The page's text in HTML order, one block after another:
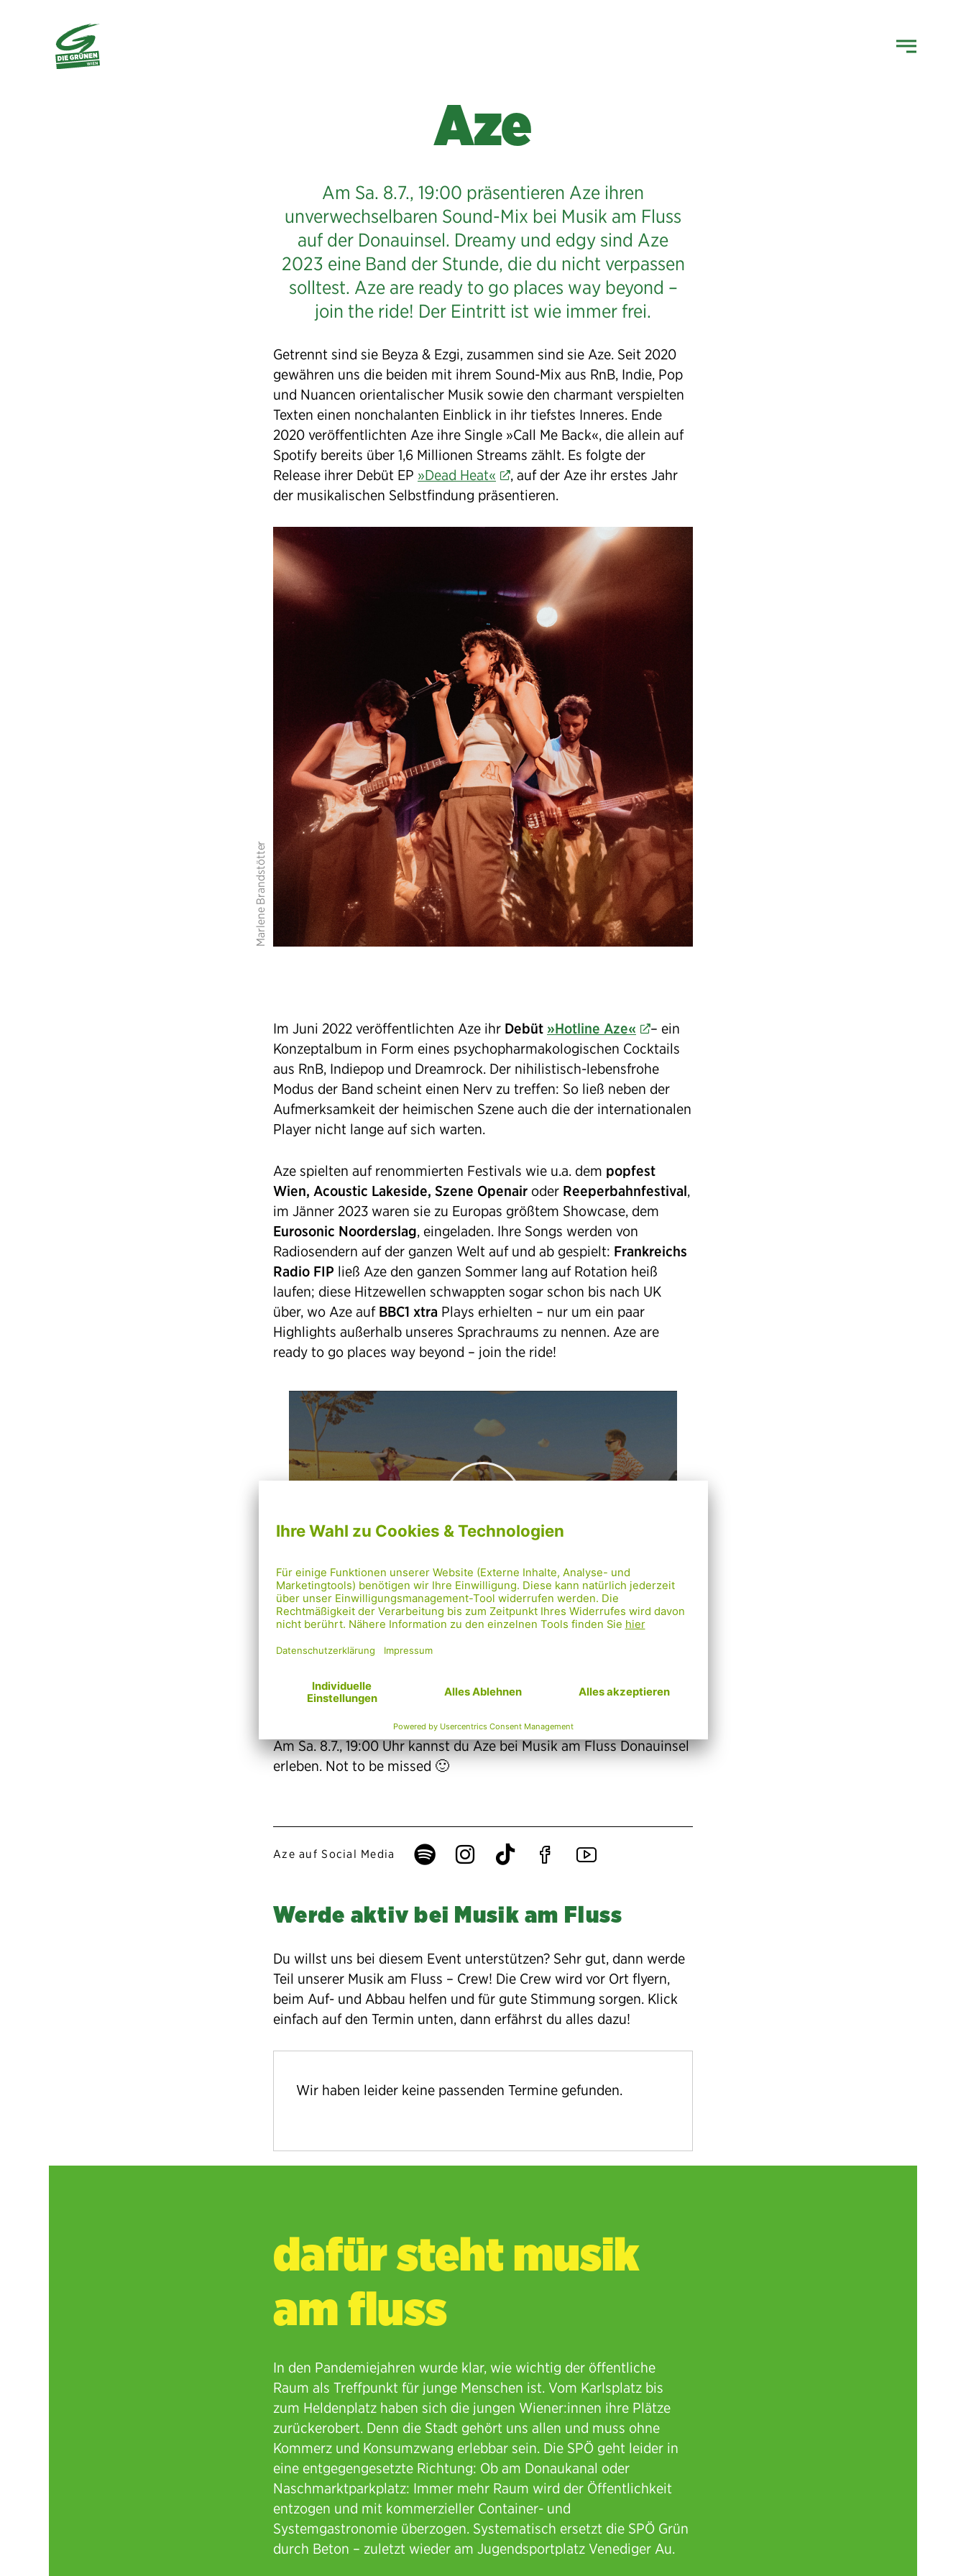
Aze
Am Sa. 8.7., 19:00 präsentieren Aze ihren
unverwechselbaren Sound-Mix bei Musik am Fluss
auf der Donauinsel. Dreamy und edgy sind Aze
2023 eine Band der Stunde, die du nicht verpassen
solltest. Aze are ready to go places way beyond –
join the ride! Der Eintritt ist wie immer frei.
Getrennt sind sie Beyza & Ezgi, zusammen sind sie Aze. Seit 2020
gewähren uns die beiden mit ihrem Sound-Mix aus RnB, Indie, Pop
und Nuancen orientalischer Musik sowie den charmant verspielten
Texten einen nonchalanten Einblick in ihr tiefstes Inneres. Ende
2020 veröffentlichten Aze ihre Single »Call Me Back«, die allein auf
Spotify bereits über 1,6 Millionen Streams zählt. Es folgte der
Release ihrer Debüt EP »Dead Heat«
, auf der Aze ihr erstes Jahr
der musikalischen Selbstfindung präsentieren.
Im Juni 2022 veröffentlichten Aze ihr Debüt »Hotline Aze«
– ein
Konzeptalbum in Form eines psychopharmakologischen Cocktails
aus RnB, Indiepop und Dreamrock. Der nihilistisch-lebensfrohe
Modus der Band scheint einen Nerv zu treffen: So ließ neben der
Aufmerksamkeit der heimischen Szene auch die der internationalen
Player nicht lange auf sich warten.
Aze spielten auf renommierten Festivals wie u.a. dem popfest
Wien, Acoustic Lakeside, Szene Openair oder Reeperbahnfestival,
im Jänner 2023 waren sie zu Europas größtem Showcase, dem
Eurosonic Noorderslag, eingeladen. Ihre Songs werden von
Radiosendern auf der ganzen Welt auf und ab gespielt: Frankreichs
Radio FIP ließ Aze den ganzen Sommer lang auf Rotation heiß
laufen; diese Hitzewellen schwappten sogar schon bis nach UK
über, wo Aze auf BBC1 xtra Plays erhielten – nur um ein paar
Highlights außerhalb unseres Sprachraums zu nennen. Aze are
ready to go places way beyond – join the ride!
Play
-04:09
Mute
Enter
Play
Aze – Sweet Talk/Sidewalk [Official Music Video]
haben Aze Anfang des Jahres ihren letzten Streich geliefert, der
seither nicht nur bei FM4 auf Powerplay läuft.
Am Sa. 8.7., 19:00 Uhr kannst du Aze bei Musik am Fluss Donauinsel
erleben. Not to be missed 🙂
Aze auf Social Media SpotifyInstagram
Tiktok Facebook
Youtube
Werde aktiv bei Musik am Fluss
Du willst uns bei diesem Event unterstützen? Sehr gut, dann werde
Teil unserer Musik am Fluss – Crew! Die Crew wird vor Ort flyern,
beim Auf- und Abbau helfen und für gute Stimmung sorgen. Klick
einfach auf den Termin unten, dann erfährst du alles dazu!
Wir haben leider keine passenden Termine gefunden.
dafür steht musik
am fluss
In den Pandemiejahren wurde klar, wie wichtig der öffentliche
Raum als Treffpunkt für junge Menschen ist. Vom Karlsplatz bis
zum Heldenplatz haben sich die jungen Wiener:innen ihre Plätze
zurückerobert. Denn die Stadt gehört uns allen und muss ohne
Kommerz und Konsumzwang erlebbar sein. Die SPÖ geht leider in
eine entgegengesetzte Richtung: Ob am Donaukanal oder
Naschmarktparkplatz: Immer mehr Raum wird der Öffentlichkeit
entzogen und mit kommerzieller Container- und
Systemgastronomie überzogen. Systematisch ersetzt die SPÖ Grün
durch Beton – zuletzt wieder am Jugendsportplatz Venediger Au.